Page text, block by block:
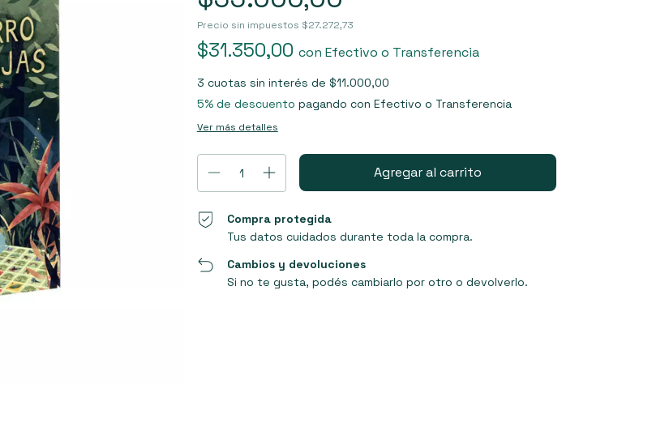
Precio sin impuestos $27.272,73
$31.350,00 con Efectivo o Transferencia
3 cuotas sin interés de $11.000,00
5% de descuento pagando con Efectivo o Transferencia
Ver más detalles
Compra protegida
Tus datos cuidados durante toda la compra.
Cambios y devoluciones
Si no te gusta, podés cambiarlo por otro o devolverlo.